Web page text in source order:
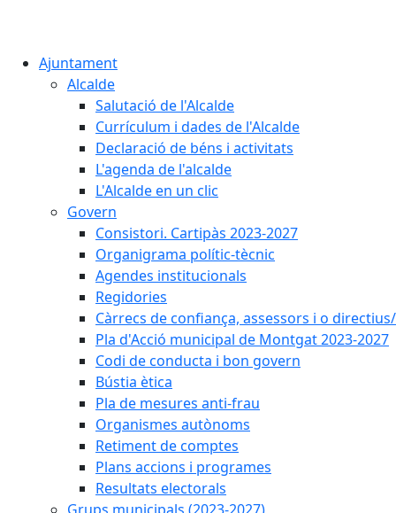
Ajuntament
Alcalde
Salutació de l'Alcalde
Currículum i dades de l'Alcalde
Declaració de béns i activitats
L'agenda de l'alcalde
L'Alcalde en un clic
Govern
Consistori. Cartipàs 2023-2027
Organigrama polític-tècnic
Agendes institucionals
Regidories
Càrrecs de confiança, assessors i o
Pla d'Acció municipal de Montgat 2023-2027
Codi de conducta i bon govern
Bústia ètica
Pla de mesures anti-frau
Organismes autònoms
Retiment de comptes
Plans accions i programes
Resultats electorals